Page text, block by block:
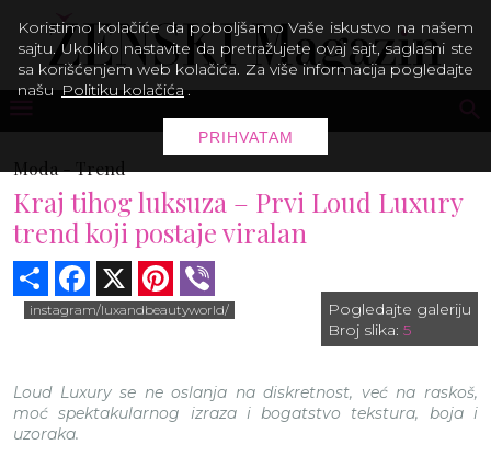
Moda -Trend
Kraj tihog luksuza – Prvi Loud Luxury
trend koji postaje viralan
Share Facebook Pinterest
instagram/luxandbeautyworld/
Pogledajte galeriju
Broj slika: 5
Loud Luxury se ne oslanja na diskretnost, već na raskoš,
moć spektakularnog izraza i bogatstvo tekstura, boja i
uzoraka.
Koristimo kolačiće da poboljšamo Vaše iskustvo na našem
sajtu. Ukoliko nastavite da pretražujete ovaj sajt, saglasni ste
sa korišćenjem web kolačića. Za više informacija pogledajte
našu Politiku kolačića .
PRIHVATAM